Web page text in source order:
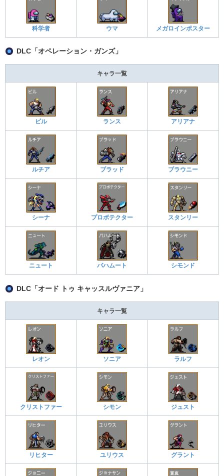
科学者 ウマ メガロインポスター
DLC「オペレーション・ガンズ」
キャラ一覧
ビル ランス アリアナ
ルチア ブラッド ブラウニー
シーナ プロボテクター スタンリー
ニュート バハムート シモンド
DLC「オード トゥ キャッスルヴァニア」
キャラ一覧
レオン ソニア ラルフ
クリストファー シモン ジュスト
リヒター ユリウス グラント